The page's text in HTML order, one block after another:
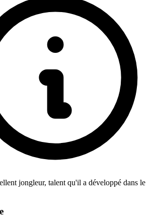
jongleur, talent qu'il a développé dans le